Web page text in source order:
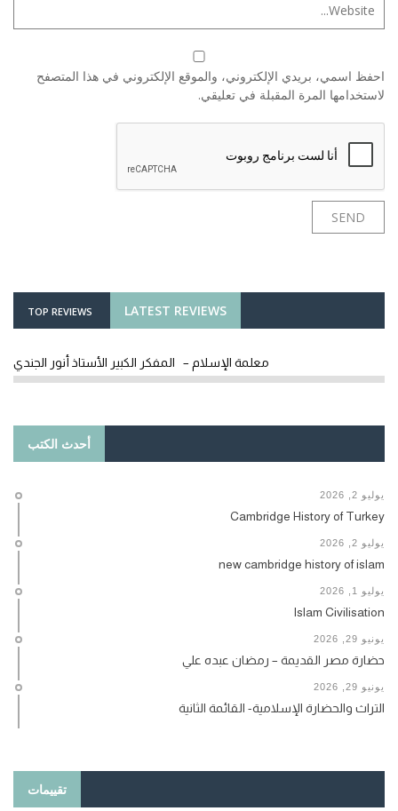
احفظ اسمي، بريدي الإلكتروني، والموقع الإلكتروني في هذا المتصفح
لاستخدامها المرة المقبلة في تعليقي.
LATEST REVIEWS
TOP REVIEWS
معلمة الإسلام – المفكر الكبير الأستاذ أنور الجندي
أحدث الكتب
يوليو 2, 2026
Cambridge History of Turkey
يوليو 2, 2026
new cambridge history of islam
يوليو 1, 2026
Islam Civilisation
يونيو 29, 2026
حضارة مصر القديمة – رمضان عبده علي
يونيو 29, 2026
التراث والحضارة الإسلامية- القائمة الثانية
تقييمات